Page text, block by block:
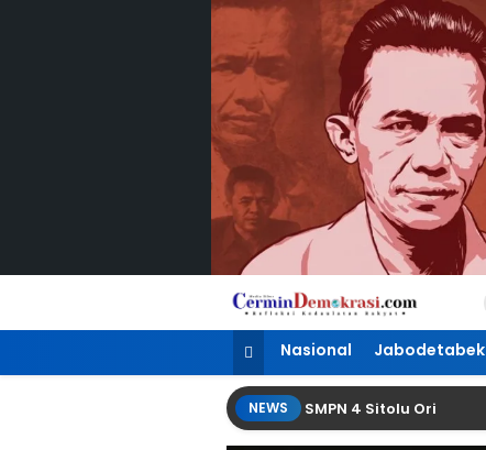
CerminDemokrasi.com
Refleksi Kedaulatan Rakyat
Nasional Jabodetabek
NEWS
Bangun Gedung Permanen SMPN 4 Sitolu Ori